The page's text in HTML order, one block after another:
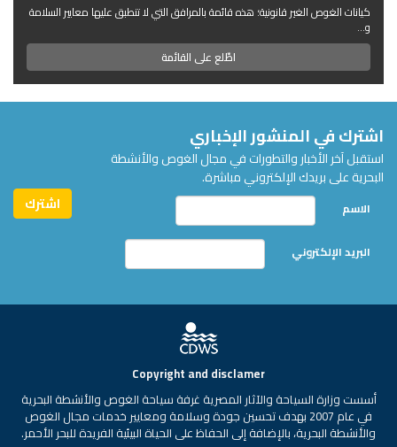
كيانات الغوص الغير قانونية؛ هذه قائمة بالمرافق التي لا تنطبق عليها معايير السلامة
و...
اطّلع على القائمة
اشترك في المنشور الإخباري
استقبل آخر الأخبار والتطورات في مجال الغوص والأنشطة
البحرية على بريدك الإلكتروني مباشرة.
الاسم
البريد الإلكتروني
Copyright and disclamer
أسست وزارة السياحة والآثار المصرية غرفة سياحة الغوص والأنشطة البحرية
في عام 2007 بهدف تحسين جودة وسلامة ومعايير خدمات مجال الغوص
والأنشطة البحرية، بالإضافة إلى الحفاظ على الحياة البيئية الفريدة للبحر الأحمر.